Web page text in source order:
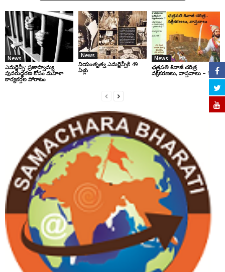
News
ఎమర్జెన్సీ: ప్రజాస్వామ్య
పునరుద్ధరణ కోసం మహిళా
కార్యకర్తల పోరాటం
News
నియంతృత్వ ఎమర్జెన్సీకి 49
ఏళ్లు
News
ఛ‌త్ర‌ప‌తి శివాజీ చరిత్ర‌..
వ‌క్రీక‌ర‌ణ‌లు, వాస్త‌వాలు – 1